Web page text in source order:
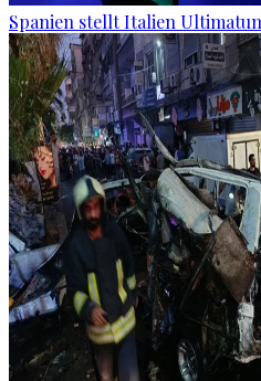
Spanien stellt Italien